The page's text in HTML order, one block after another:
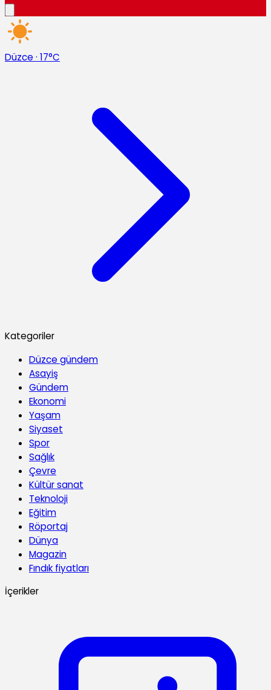
Düzce · 17°C
Kategoriler
Düzce gündem
Asayiş
Gündem
Ekonomi
Yaşam
Siyaset
Spor
Sağlık
Çevre
Kültür sanat
Teknoloji
Eğitim
Röportaj
Dünya
Magazin
Fındık fiyatları
İçerikler